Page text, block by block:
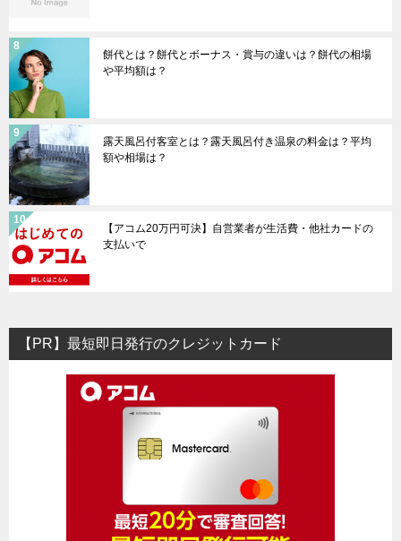
餅代とは？餅代とボーナス・賞与の違いは？餅代の相場
や平均額は？
露天風呂付客室とは？露天風呂付き温泉の料金は？平均
額や相場は？
【アコム20万円可決】自営業者が生活費・他社カードの
支払いで
【PR】最短即日発行のクレジットカード